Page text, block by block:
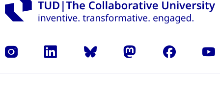
Instagram LinkedIn Bluesky Mastodon Facebook